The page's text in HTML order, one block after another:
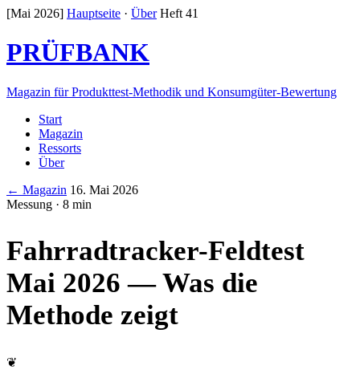
[Mai 2026] Hauptseite · Über Heft 41
PRÜFBANK
Magazin für Produkttest-Methodik und Konsumgüter-Bewertung
Start
Magazin
Ressorts
Über
← Magazin 16. Mai 2026
Messung · 8 min
Fahrradtracker-Feldtest
Mai 2026 — Was die
Methode zeigt
❦